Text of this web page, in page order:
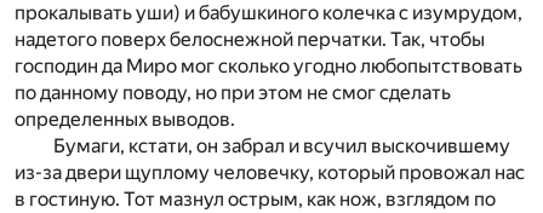
прокалывать уши) и бабушкиного колечка с изумрудом,
надетого поверх белоснежной перчатки. Так, чтобы
господин да Миро мог сколько угодно любопытствовать
по данному поводу, но при этом не смог сделать
определенных выводов.
Бумаги, кстати, он забрал и всучил выскочившему
из-за двери щуплому человечку, который провожал нас
в гостиную. Тот мазнул острым, как нож, взглядом по